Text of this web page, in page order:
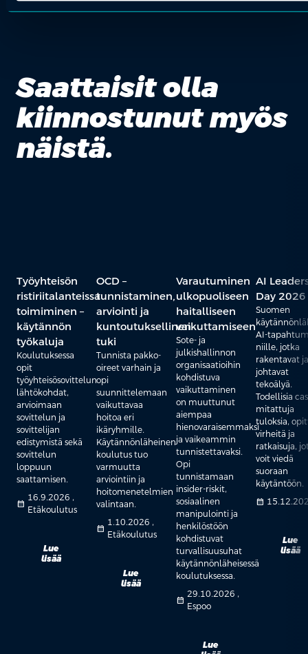
Saattaisit olla
kiinnostunut myös
näistä.
Työyhteisön
ristiriitalanteissa
toimiminen –
käytännön
työkaluja
Koulutuksessa
opit
työyhteisösovittelun
lähtökohdat,
arvioimaan
sovittelun ja
sovittelijan
edistymistä sekä
sovittelun
loppuun
saattamisen.
calendar_month
16.9.2026 ,
Etäkoulutus
Lue
lisää
OCD –
tunnistaminen,
arviointi ja
kuntoutuksellinen
tuki
Tunnista pakko-
oireet varhain ja
opi
suunnittelemaan
vaikuttavaa
hoitoa eri
ikäryhmille.
Käytännönläheinen
koulutus tuo
varmuutta
arviointiin ja
hoitomenetelmien
valintaan.
calendar_month
1.10.2026 ,
Etäkoulutus
Lue
lisää
Varautuminen
ulkopuoliseen
haitalliseen
vaikuttamiseen
Sote- ja
julkishallinnon
organisaatioihin
kohdistuva
vaikuttaminen
on muuttunut
aiempaa
hienovaraisemmaksi
ja vaikeammin
tunnistettavaksi.
Opi
tunnistamaan
insider-riskit,
sosiaalinen
manipulointi ja
henkilöstöön
kohdistuvat
turvallisuusuhat
käytännönläheisessä
koulutuksessa.
calendar_month
29.10.2026 ,
Espoo
Lue
AI
Day 2026
Suomen
AI-
niille, jotka
rakentavat ja
johtavat
tekoälyä.
Todellisia
mitattuja
tuloksia,
virheitä ja
ratkaisuja,
voit viedä
suoraan
käytäntöön.
calendar_month
Lue
lisää